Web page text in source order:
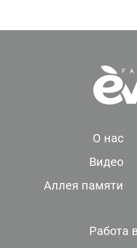
О нас
Видео
Аллея памяти
Работа